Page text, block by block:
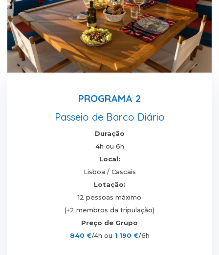
PROGRAMA 2
Passeio de Barco Diário
Duração
4h ou 6h
Local:
Lisboa / Cascais
Lotação:
12 pessoas máximo
(+2 membros da tripulação)
Preço de Grupo
840 €/4h ou 1 190 €/6h